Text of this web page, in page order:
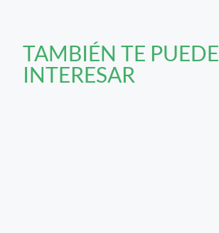
TAMBIÉN TE PUEDE
INTERESAR